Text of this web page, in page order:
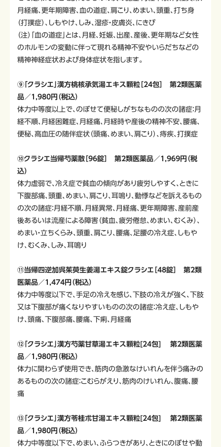
月経痛、更年期障害、血の道症、肩こり、めまい、頭重、打ち身
（打撲症）、しもやけ、しみ、湿疹・皮膚炎、にきび
（注）「血の道症」とは、月経、妊娠、出産、産後、更年期など女性
のホルモンの変動に伴って現れる精神不安やいらだちなどの
精神神経症状および身体症状を指します。
⑨「クラシエ」漢方桃核承気湯エキス顆粒［24包］ 第2類医薬
品／1,980円（税込）
体力中等度以上で、のぼせて便秘しがちなものの次の諸症：月
経不順、月経困難症、月経痛、月経時や産後の精神不安、腰痛、
便秘、高血圧の随伴症状（頭痛、めまい、肩こり）、痔疾、打撲症
⑩クラシエ当帰芍薬散［96錠］ 第2類医薬品／1,969円（税
込）
体力虚弱で、冷え症で貧血の傾向があり疲労しやすく、ときに
下腹部痛、頭重、めまい、肩こり、耳鳴り、動悸などを訴えるもの
の次の諸症：月経不順、月経異常、月経痛、更年期障害、産前産
後あるいは流産による障害（貧血、疲労倦怠、めまい、むくみ）、
めまい・立ちくらみ、頭重、肩こり、腰痛、足腰の冷え症、しもや
け、むくみ、しみ、耳鳴り
⑪当帰四逆加呉茱萸生姜湯エキス錠クラシエ［48錠］ 第2類
医薬品／1,474円（税込）
体力中等度以下で、手足の冷えを感じ、下肢の冷えが強く、下肢
又は下腹部が痛くなりやすいものの次の諸症：冷え症、しもや
け、頭痛、下腹部痛、腰痛、下痢、月経痛
⑫「クラシエ」漢方芍薬甘草湯エキス顆粒[24包] 第2類医薬
品／1,980円（税込）
体力に関わらず使用でき、筋肉の急激なけいれんを伴う痛みの
あるものの次の諸症：こむらがえり、筋肉のけいれん、腹痛、腰
痛
⑬「クラシエ」漢方苓桂朮甘湯エキス顆粒[24包] 第2類医薬
品／1,980円（税込）
体力中等度以下で、めまい、ふらつきがあり、ときにのぼせや動